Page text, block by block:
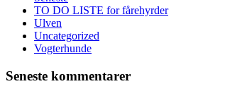
TO DO LISTE for fårehyrder
Ulven
Uncategorized
Vogterhunde
Seneste kommentarer